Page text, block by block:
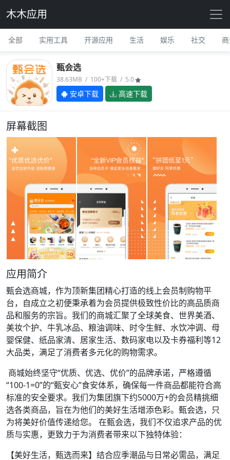
木木应用
全部 实用工具 开源应用 生活 娱乐 社交
甄会选
38.63MB / 100+下载 / 5.0
安卓下载 高速下载
屏幕截图
应用简介
甄会选商城，作为顶新集团精心打造的线上会员制购物平
台，自成立之初便秉承着为会员提供极致性价比的高品质商
品和服务的宗旨。我们的商城汇聚了全球美食、世界美酒、
美妆个护、牛乳冰品、粮油调味、时令生鲜、水饮冲调、母
婴保健、纸品家清、居家生活、数码家电以及卡券福利等12
大品类，满足了消费者多元化的购物需求。
商城始终坚守“优质、优选、优价”的品牌承诺，严格遵循
“100-1=0”的“甄安心”食安体系，确保每一件商品都能符合高
标准的安全要求。我们为集团旗下约5000万+的会员精挑细
选各类商品，旨在为他们的美好生活增添色彩。甄会选，只
为将美好价值传递给您。 在甄会选，我们不仅追求产品的优
质与实惠，更致力于为消费者带来以下独特体验：
【美好生活，甄选而来】结合应季潮品与日常必需品，满足